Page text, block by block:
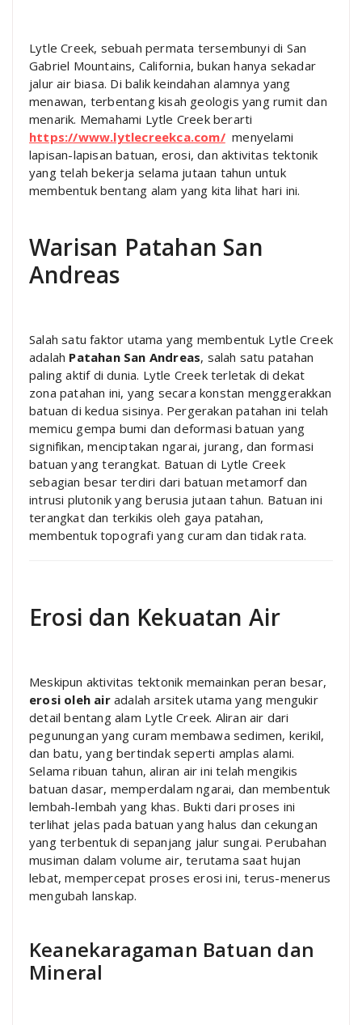
Lytle Creek, sebuah permata tersembunyi di San
Gabriel Mountains, California, bukan hanya sekadar
jalur air biasa. Di balik keindahan alamnya yang
menawan, terbentang kisah geologis yang rumit dan
menarik. Memahami Lytle Creek berarti
https://www.lytlecreekca.com/menyelami
lapisan-lapisan batuan, erosi, dan aktivitas tektonik
yang telah bekerja selama jutaan tahun untuk
membentuk bentang alam yang kita lihat hari ini.
Warisan Patahan San
Andreas
Salah satu faktor utama yang membentuk Lytle Creek
adalah Patahan San Andreas, salah satu patahan
paling aktif di dunia. Lytle Creek terletak di dekat
zona patahan ini, yang secara konstan menggerakkan
batuan di kedua sisinya. Pergerakan patahan ini telah
memicu gempa bumi dan deformasi batuan yang
signifikan, menciptakan ngarai, jurang, dan formasi
batuan yang terangkat. Batuan di Lytle Creek
sebagian besar terdiri dari batuan metamorf dan
intrusi plutonik yang berusia jutaan tahun. Batuan ini
terangkat dan terkikis oleh gaya patahan,
membentuk topografi yang curam dan tidak rata.
Erosi dan Kekuatan Air
Meskipun aktivitas tektonik memainkan peran besar,
erosi oleh airadalah arsitek utama yang mengukir
detail bentang alam Lytle Creek. Aliran air dari
pegunungan yang curam membawa sedimen, kerikil,
dan batu, yang bertindak seperti amplas alami.
Selama ribuan tahun, aliran air ini telah mengikis
batuan dasar, memperdalam ngarai, dan membentuk
lembah-lembah yang khas. Bukti dari proses ini
terlihat jelas pada batuan yang halus dan cekungan
yang terbentuk di sepanjang jalur sungai. Perubahan
musiman dalam volume air, terutama saat hujan
lebat, mempercepat proses erosi ini, terus-menerus
mengubah lanskap.
Keanekaragaman Batuan dan
Mineral